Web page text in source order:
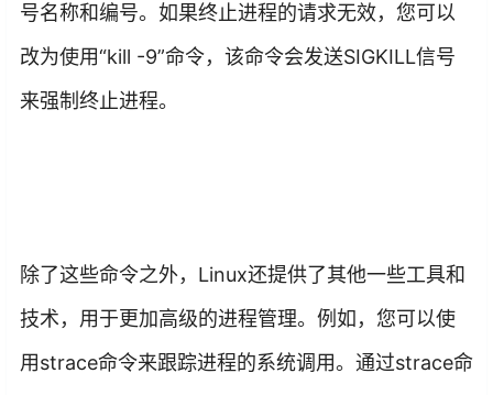
号名称和编号。如果终止进程的请求无效，您可以
改为使用“kill -9”命令，该命令会发送SIGKILL信号
来强制终止进程。
除了这些命令之外，Linux还提供了其他一些工具和
技术，用于更加高级的进程管理。例如，您可以使
用strace命令来跟踪进程的系统调用。通过strace命